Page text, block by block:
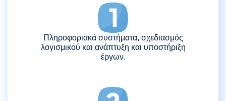
Πληροφοριακά συστήματα, σχεδιασμός
λογισμικού και ανάπτυξη και υποστήριξη
έργων.